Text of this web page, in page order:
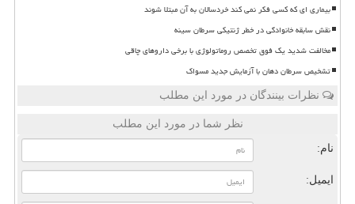
بیماری ای که کسی فکر نمی کند خردسالان به آن مبتلا شوند
نقش سابقه خانوادگی در خطر ژنتیکی سرطان سینه
مخالفت شدید یک فوق تخصص روماتولوژی با برخی داروهای چاقی
تشخیص سرطان دهان با آزمایش جدید مسواک
نظرات بینندگان در مورد این مطلب
نظر شما در مورد این مطلب
نام:
ایمیل: